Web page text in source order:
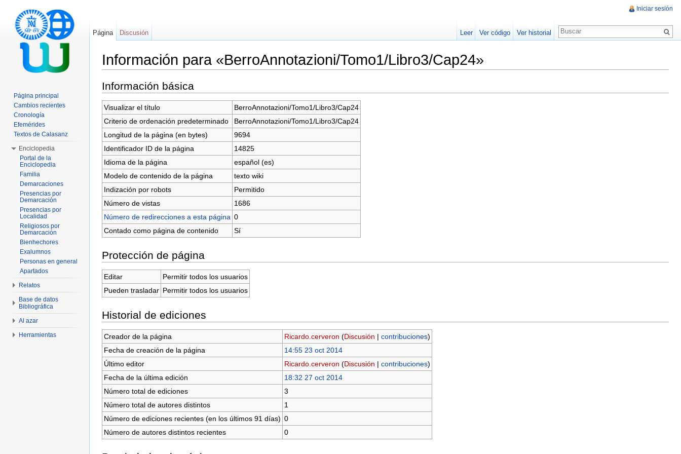
Información para «BerroAnnotazioni/Tomo1/Libro3/Cap24»
Información básica
Visualizar el título
BerroAnnotazioni/Tomo1/Libro3/Cap24
Criterio de ordenación predeterminado
BerroAnnotazioni/Tomo1/Libro3/Cap24
Longitud de la página (en bytes)
9694
Identificador ID de la página
14825
Idioma de la página
español (es)
Modelo de contenido de la página
texto wiki
Indización por robots
Permitido
Número de vistas
1686
Número de redirecciones a esta página 0
Contado como página de contenido
Sí
Protección de página
Editar
Permitir todos los usuarios
Pueden trasladar Permitir todos los usuarios
Historial de ediciones
Creador de la página Ricardo.cerveron (Discusión | contribuciones)
Fecha de creación de la página
14:55 23 oct 2014
Último editor
Ricardo.cerveron (Discusión | contribuciones)
Fecha de la última edición
18:32 27 oct 2014
Número total de ediciones
3
Número total de autores distintos
1
Número de ediciones recientes (en los últimos 91 días) 0
Número de autores distintos recientes
0
Iniciar sesión
Página Discusión Leer Ver código Ver historial
Página principal
Cambios recientes
Cronología
Efemérides
Textos de Calasanz
Enciclopedia
Portal de la
Enciclopedia
Familia
Demarcaciones
Presencias por
Demarcación
Presencias por
Localidad
Religiosos por
Demarcación
Bienhechores
Exalumnos
Personas en general
Apartados
Relatos
Base de datos
Bibliográfica
Al azar
Herramientas